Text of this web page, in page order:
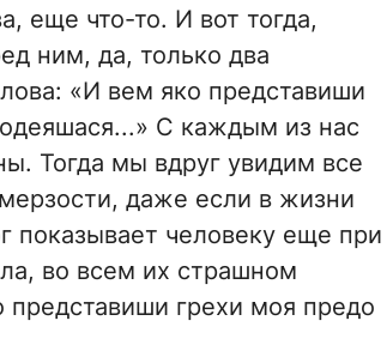
еще что-то. И вот тогда,
ним, да, только два
«И вем яко представиши
С каждым из нас
Тогда мы вдруг увидим все
даже если в жизни
показывает человеку еще при
во всем их страшном
представиши грехи моя предо